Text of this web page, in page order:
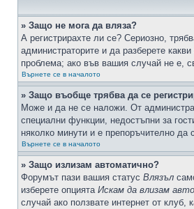
» Защо не мога да вляза?
А регистрирахте ли се? Сериозно,
администраторите и да разберете
проблема; ако във вашия случай не е,
Върнете се в началото
» Защо въобще трябва да се
Може и да не се наложи. От
специални функции, недостъпни за
няколко минути и е препоръчително да
Върнете се в началото
» Защо излизам автоматично?
Форумът пази вашия статус Влязъл
изберете опцията Искам да влизам
случай ако ползвате интернет от